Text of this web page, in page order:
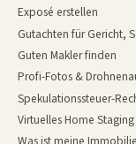
Exposé erstellen
Gutachten für Gericht,
Guten Makler finden
Profi-Fotos &
Spekulationssteuer-
Virtuelles Home Staging